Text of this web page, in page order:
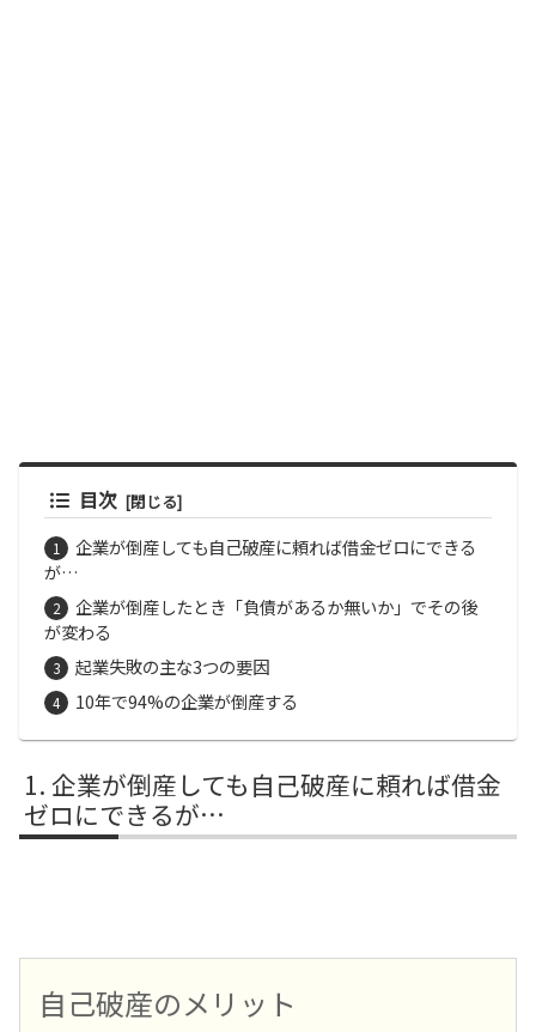
目次
企業が倒産しても自己破産に頼れば借金ゼロにできる
が…
企業が倒産したとき「負債があるか無いか」でその後
が変わる
起業失敗の主な3つの要因
10年で94%の企業が倒産する
企業が倒産しても自己破産に頼れば借金
ゼロにできるが…
自己破産のメリット